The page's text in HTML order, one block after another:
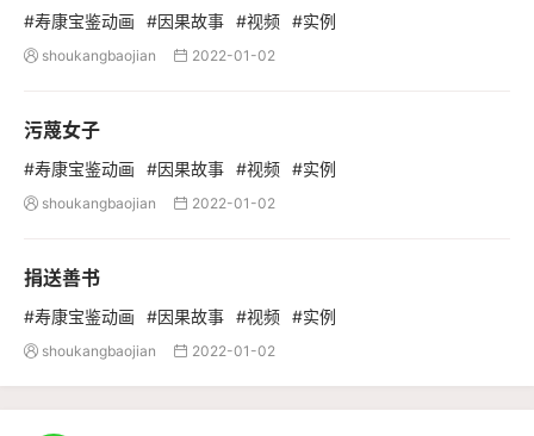
#寿康宝鉴动画 #因果故事 #视频 #实例
 shoukangbaojian  2022-01-02
污蔑女子
#寿康宝鉴动画 #因果故事 #视频 #实例
 shoukangbaojian  2022-01-02
捐送善书
#寿康宝鉴动画 #因果故事 #视频 #实例
 shoukangbaojian  2022-01-02